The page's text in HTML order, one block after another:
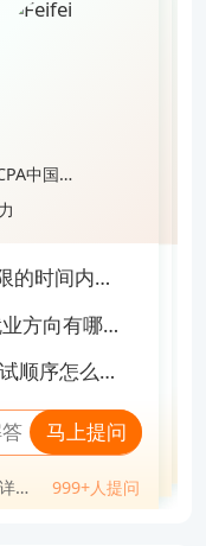
中国校
气教
的时间内完
方向有哪
顺序怎么排
马上提问
细
999+人提问
导师、现
目主任、
责
握这些备考技
分钟带你全面
发布：点击
马上提问
？
999+人提问
克上市企业
工作经验，是
浅出，引人入
如何制定备考计
重点是什么？
年薪有多高？
马上提问
干嘛？
人、国内USCPA
，现任Deloitte事务
名讲师
强,对考点把握十
内的发展前景如
？就业前景如何？
干什么工作？
率大吗？
999+人提问
院院长、USCPA中国校
考前冲刺营人气教
划,富有亲和力
如何在有限的时间内完
样备考（越详细
师通过率是多少？
999+人提问